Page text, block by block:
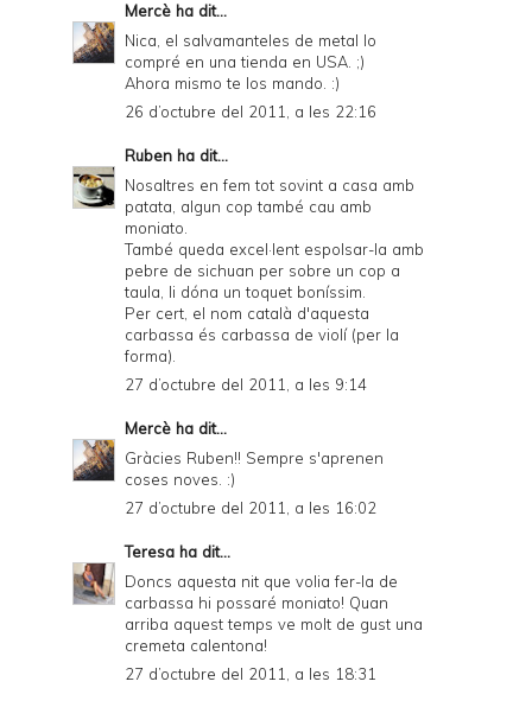
Mercè ha dit...
Nica, el salvamanteles de metal lo
compré en una tienda en USA. ;)
Ahora mismo te los mando. :)
26 d’octubre del 2011, a les 22:16
Ruben ha dit...
Nosaltres en fem tot sovint a casa amb
patata, algun cop també cau amb
moniato.
També queda excel·lent espolsar-la amb
pebre de sichuan per sobre un cop a
taula, li dóna un toquet boníssim.
Per cert, el nom català d'aquesta
carbassa és carbassa de violí (per la
forma).
27 d’octubre del 2011, a les 9:14
Mercè ha dit...
Gràcies Ruben!! Sempre s'aprenen
coses noves. :)
27 d’octubre del 2011, a les 16:02
Teresa ha dit...
Doncs aquesta nit que volia fer-la de
carbassa hi possaré moniato! Quan
arriba aquest temps ve molt de gust una
cremeta calentona!
27 d’octubre del 2011, a les 18:31